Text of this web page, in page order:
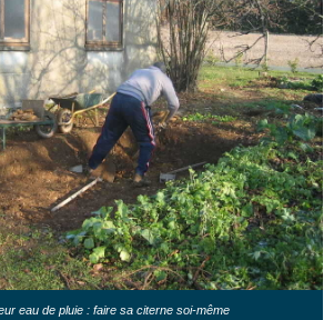
eau de pluie : faire sa citerne soi-même